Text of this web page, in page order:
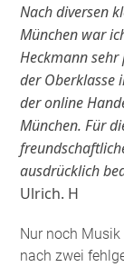
Nach diversen
München war
Heckmann sehr
der Oberklasse
der online
München. Für
ausdrücklich
Ulrich. H
Nur noch
nach zwei